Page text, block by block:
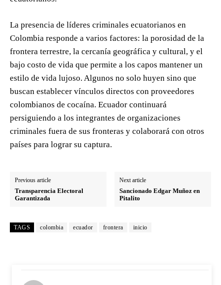
La presencia de líderes criminales ecuatorianos en
Colombia responde a varios factores: la porosidad de la
frontera terrestre, la cercanía geográfica y cultural, y el
bajo costo de vida que permite a los capos mantener un
estilo de vida lujoso. Algunos no solo huyen sino que
buscan establecer vínculos directos con proveedores
colombianos de cocaína. Ecuador continuará
persiguiendo a los integrantes de organizaciones
criminales fuera de sus fronteras y colaborará con otros
países para lograr su captura.
Previous article
Transparencia Electoral
Garantizada
Next article
Sancionado Edgar Muñoz en
Pitalito
TAGS colombia ecuador frontera inicio